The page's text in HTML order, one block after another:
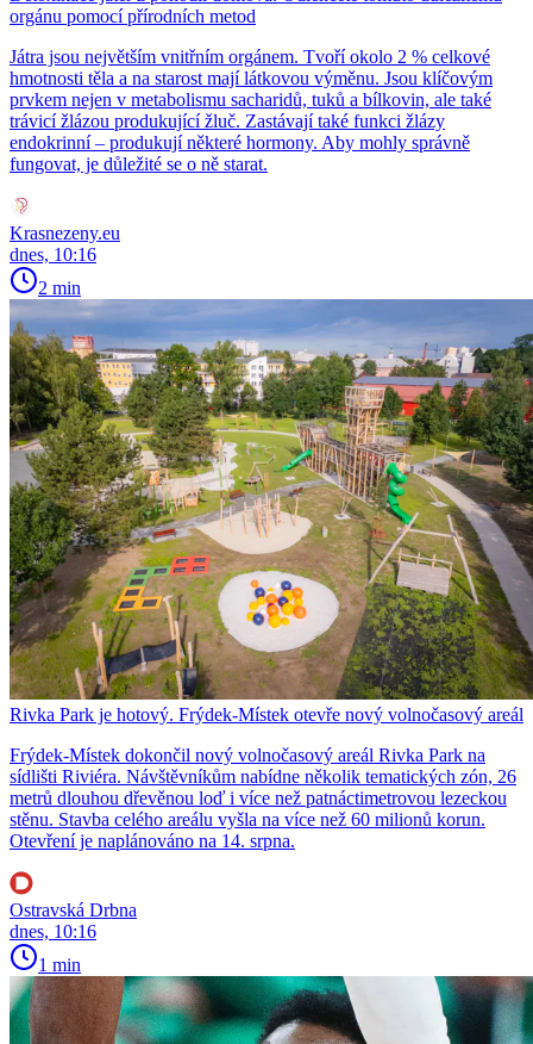
orgánu pomocí přírodních metod
Játra jsou největším vnitřním orgánem. Tvoří okolo 2 % celkové
hmotnosti těla a na starost mají látkovou výměnu. Jsou klíčovým
prvkem nejen v metabolismu sacharidů, tuků a bílkovin, ale také
trávicí žlázou produkující žluč. Zastávají také funkci žlázy
endokrinní – produkují některé hormony. Aby mohly správně
fungovat, je důležité se o ně starat.
Krasnezeny.eu
dnes, 10:16
2 min
Rivka Park je hotový. Frýdek-Místek otevře nový volnočasový areál
Frýdek-Místek dokončil nový volnočasový areál Rivka Park na
sídlišti Riviéra. Návštěvníkům nabídne několik tematických zón, 26
metrů dlouhou dřevěnou loď i více než patnáctimetrovou lezeckou
stěnu. Stavba celého areálu vyšla na více než 60 milionů korun.
Otevření je naplánováno na 14. srpna.
Ostravská Drbna
dnes, 10:16
1 min